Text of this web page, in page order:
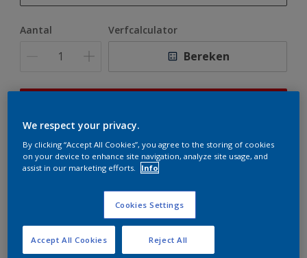
10 L
Aantal Verfcalculator
Bereken
te bestellen. Houd de website in de gaten, we werken
er hard aan om de voorraad aan te vullen.
Boodschappenlijst
We respect your privacy.
By clicking “Accept All Cookies”, you agree to the storing of cookies
on your device to enhance site navigation, analyze site usage, and
assist in our marketing efforts.
Info
Cookies Settings
Reject All
Accept All Cookies